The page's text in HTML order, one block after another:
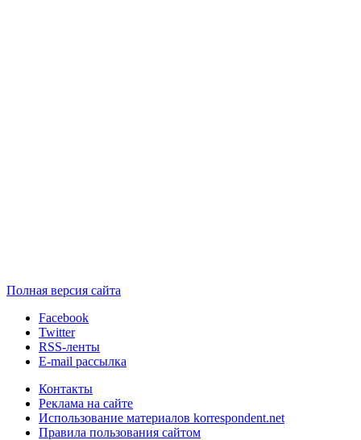
Полная версия сайта
Facebook
Twitter
RSS-ленты
E-mail рассылка
Контакты
Реклама на сайте
Использование материалов korrespondent.net
Правила пользования сайтом